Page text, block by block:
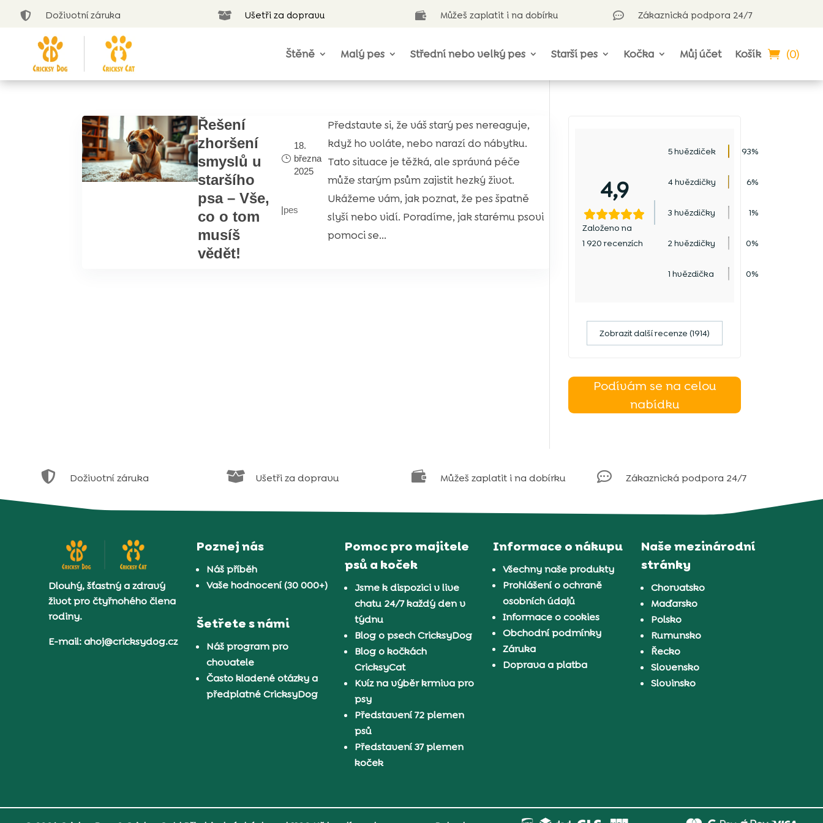
 Doživotní záruka  Ušetři za dopravu  Můžeš zaplatit i na dobírku  Zákaznická podpora 24/7
Štěně Malý pes Střední nebo velký pes Starší pes Kočka Můj účet Košík (0)
Řešení
zhoršení
smyslů u
staršího
psa – Vše,
co o tom
musíš
vědět!
18.
března
2025
|pes
Představte si, že váš starý pes nereaguje,
když ho voláte, nebo narazí do nábytku.
Tato situace je těžká, ale správná péče
může starým psům zajistit hezký život.
Ukážeme vám, jak poznat, že pes špatně
slyší nebo vidí. Poradíme, jak starému psovi
pomoci se...
4,9
Založeno na
1 920 recenzích
5 hvězdiček 93%
4 hvězdičky 6%
3 hvězdičky 1%
2 hvězdičky 0%
1 hvězdička 0%
Zobrazit další recenze (1914)
Podívám se na celou
nabídku
 Doživotní záruka  Ušetři za dopravu  Můžeš zaplatit i na dobírku  Zákaznická podpora 24/7
Dlouhý, šťastný a zdravý
život pro čtyřnohého člena
rodiny.
E-mail: ahoj@cricksydog.cz
Poznej nás
Náš příběh
Vaše hodnocení (30 000+)
Šetřete s námi
Náš program pro
chovatele
Často kladené otázky a
předplatné CricksyDog
Pomoc pro majitele
psů a koček
Jsme k dispozici v live
chatu 24/7 každý den v
týdnu
Blog o psech CricksyDog
Blog o kočkách
CricksyCat
Kvíz na výběr krmiva pro
psy
Představení 72 plemen
psů
Představení 37 plemen
koček
Informace o nákupu
Všechny naše produkty
Prohlášení o ochraně
osobních údajů
Informace o cookies
Obchodní podmínky
Záruka
Doprava a platba
Naše mezinárodní
stránky
Chorvatsko
Maďarsko
Polsko
Rumunsko
Řecko
Slovensko
Slovinsko